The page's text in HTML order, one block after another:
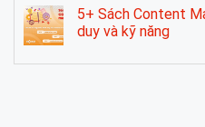
5+ Sách Content
duy và kỹ năng